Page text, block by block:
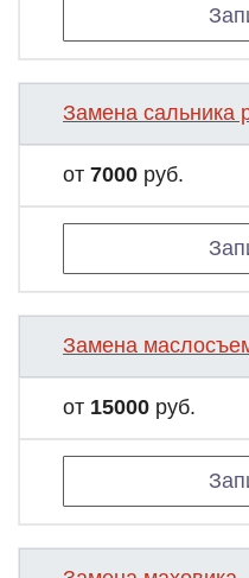
Замена сальника
от 7000 руб.
Замена
от 15000 руб.